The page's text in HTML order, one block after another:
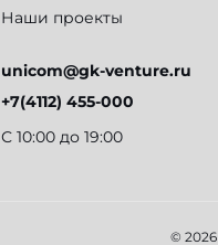
Наши проекты
unicom@gk-venture.ru
+7(4112) 455-000
С 10:00 до 19:00
© 2026